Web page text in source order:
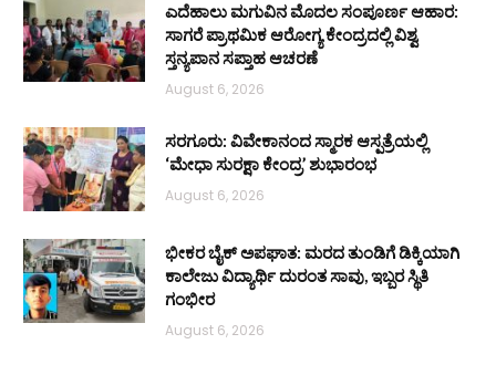
ಎದೆಹಾಲು ಮಗುವಿನ ಮೊದಲ ಸಂಪೂರ್ಣ ಆಹಾರ:
ಸಾಗರೆ ಪ್ರಾಥಮಿಕ ಆರೋಗ್ಯ ಕೇಂದ್ರದಲ್ಲಿ ವಿಶ್ವ
ಸ್ತನ್ಯಪಾನ ಸಪ್ತಾಹ ಆಚರಣೆ
August 6, 2026
ಸರಗೂರು: ವಿವೇಕಾನಂದ ಸ್ಮಾರಕ ಆಸ್ಪತ್ರೆಯಲ್ಲಿ
‘ಮೇಧಾ ಸುರಕ್ಷಾ ಕೇಂದ್ರ’ ಶುಭಾರಂಭ
August 6, 2026
ಭೀಕರ ಬೈಕ್ ಅಪಘಾತ: ಮರದ ತುಂಡಿಗೆ ಡಿಕ್ಕಿಯಾಗಿ
ಕಾಲೇಜು ವಿದ್ಯಾರ್ಥಿ ದುರಂತ ಸಾವು, ಇಬ್ಬರ ಸ್ಥಿತಿ
ಗಂಭೀರ
August 6, 2026